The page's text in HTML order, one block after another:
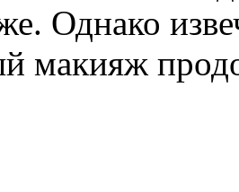
Однако
макияж